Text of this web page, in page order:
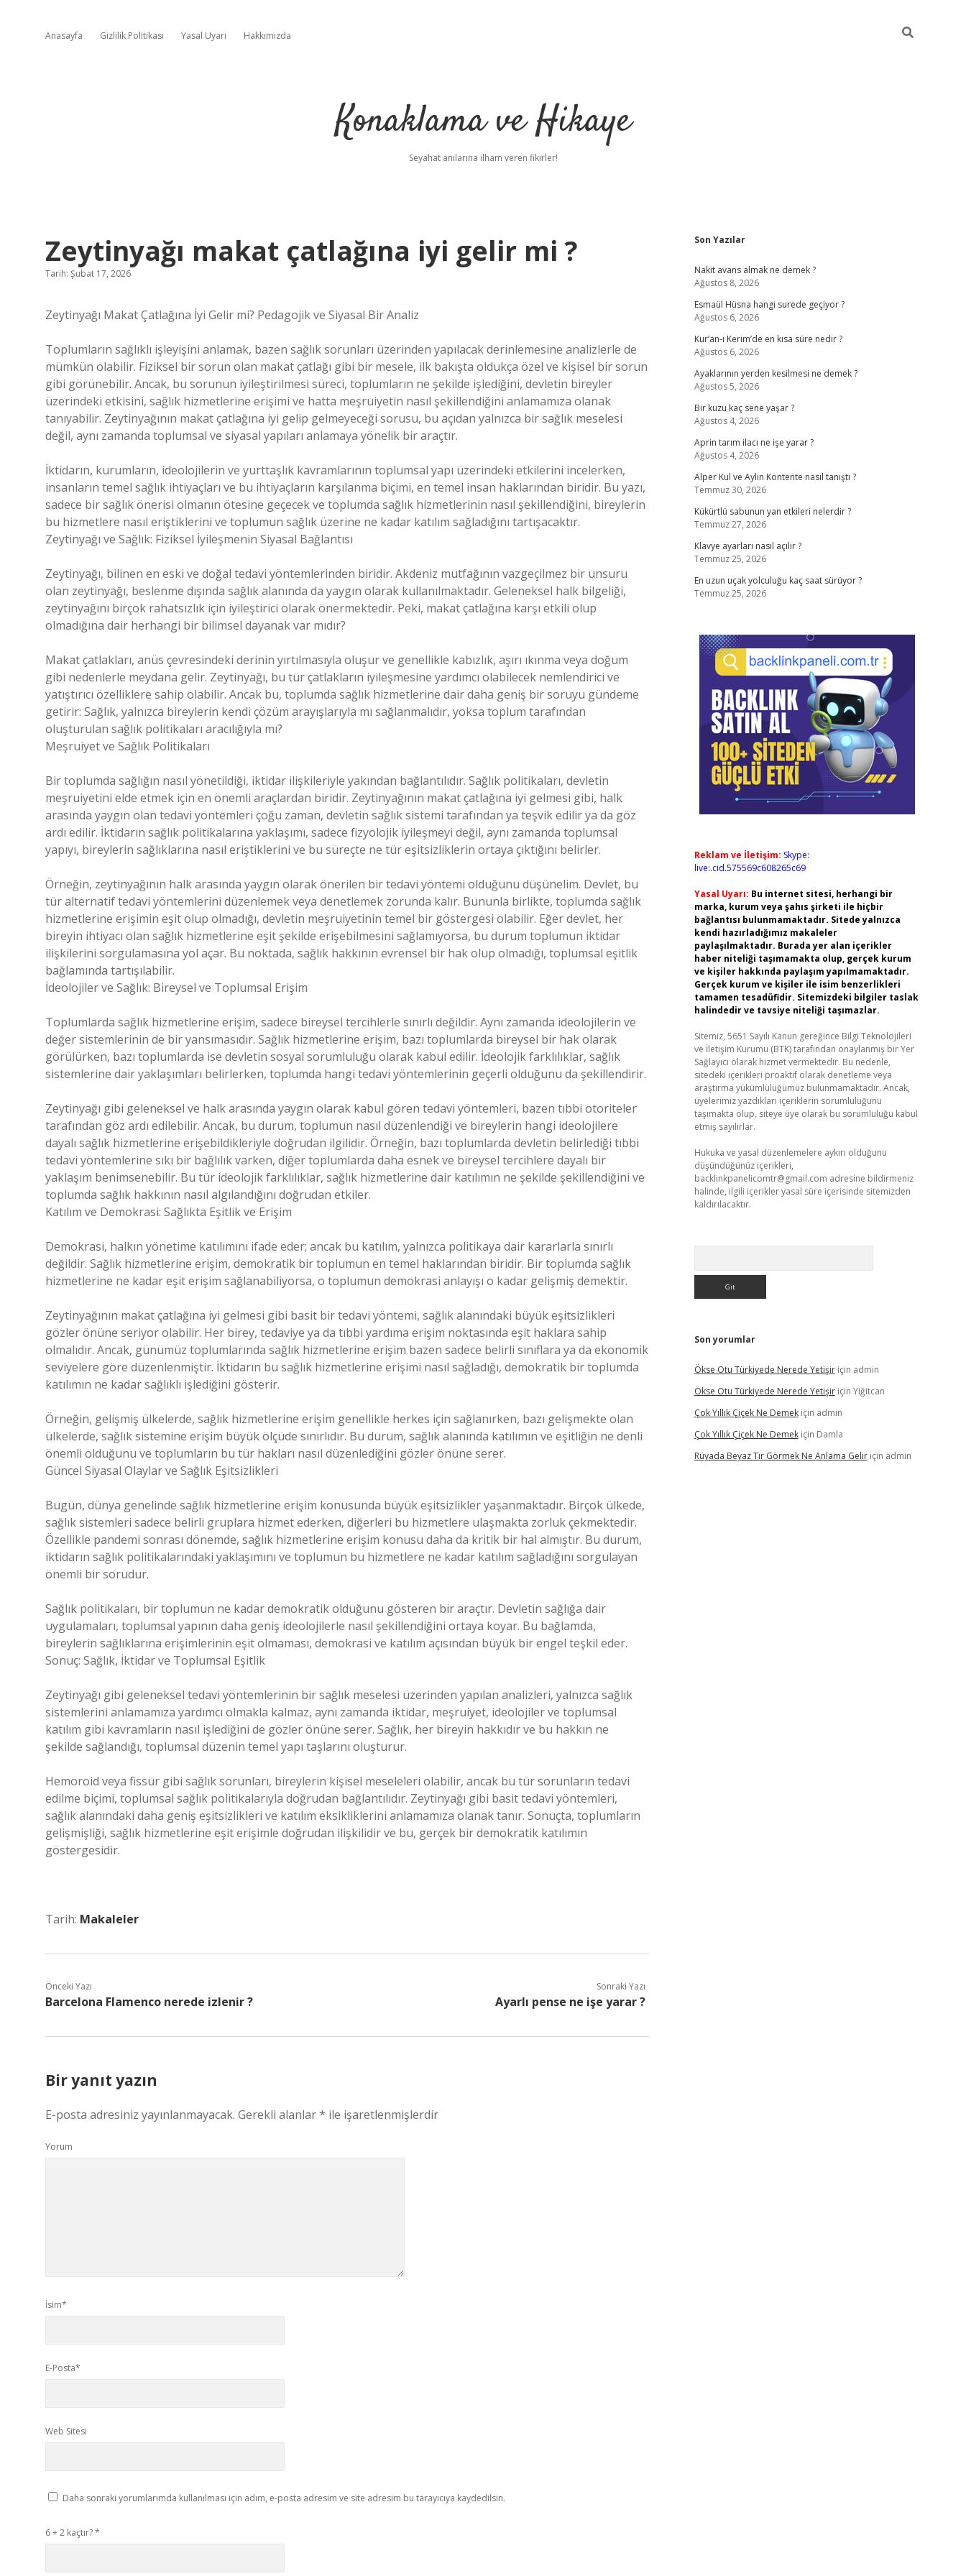
Anasayfa Gizlilik Politikası Yasal Uyarı Hakkımızda
Konaklama ve Hikaye
Seyahat anılarına ilham veren fikirler!
Zeytinyağı makat çatlağına iyi gelir mi ?
Tarih: Şubat 17, 2026
Zeytinyağı Makat Çatlağına İyi Gelir mi? Pedagojik ve Siyasal Bir Analiz
Toplumların sağlıklı işleyişini anlamak, bazen sağlık sorunları üzerinden yapılacak derinlemesine analizlerle de
mümkün olabilir. Fiziksel bir sorun olan makat çatlağı gibi bir mesele, ilk bakışta oldukça özel ve kişisel bir sorun
gibi görünebilir. Ancak, bu sorunun iyileştirilmesi süreci, toplumların ne şekilde işlediğini, devletin bireyler
üzerindeki etkisini, sağlık hizmetlerine erişimi ve hatta meşruiyetin nasıl şekillendiğini anlamamıza olanak
tanıyabilir. Zeytinyağının makat çatlağına iyi gelip gelmeyeceği sorusu, bu açıdan yalnızca bir sağlık meselesi
değil, aynı zamanda toplumsal ve siyasal yapıları anlamaya yönelik bir araçtır.
İktidarın, kurumların, ideolojilerin ve yurttaşlık kavramlarının toplumsal yapı üzerindeki etkilerini incelerken,
insanların temel sağlık ihtiyaçları ve bu ihtiyaçların karşılanma biçimi, en temel insan haklarından biridir. Bu yazı,
sadece bir sağlık önerisi olmanın ötesine geçecek ve toplumda sağlık hizmetlerinin nasıl şekillendiğini, bireylerin
bu hizmetlere nasıl eriştiklerini ve toplumun sağlık üzerine ne kadar katılım sağladığını tartışacaktır.
Zeytinyağı ve Sağlık: Fiziksel İyileşmenin Siyasal Bağlantısı
Zeytinyağı, bilinen en eski ve doğal tedavi yöntemlerinden biridir. Akdeniz mutfağının vazgeçilmez bir unsuru
olan zeytinyağı, beslenme dışında sağlık alanında da yaygın olarak kullanılmaktadır. Geleneksel halk bilgeliği,
zeytinyağını birçok rahatsızlık için iyileştirici olarak önermektedir. Peki, makat çatlağına karşı etkili olup
olmadığına dair herhangi bir bilimsel dayanak var mıdır?
Makat çatlakları, anüs çevresindeki derinin yırtılmasıyla oluşur ve genellikle kabızlık, aşırı ıkınma veya doğum
gibi nedenlerle meydana gelir. Zeytinyağı, bu tür çatlakların iyileşmesine yardımcı olabilecek nemlendirici ve
yatıştırıcı özelliklere sahip olabilir. Ancak bu, toplumda sağlık hizmetlerine dair daha geniş bir soruyu gündeme
getirir: Sağlık, yalnızca bireylerin kendi çözüm arayışlarıyla mı sağlanmalıdır, yoksa toplum tarafından
oluşturulan sağlık politikaları aracılığıyla mı?
Meşruiyet ve Sağlık Politikaları
Bir toplumda sağlığın nasıl yönetildiği, iktidar ilişkileriyle yakından bağlantılıdır. Sağlık politikaları, devletin
meşruiyetini elde etmek için en önemli araçlardan biridir. Zeytinyağının makat çatlağına iyi gelmesi gibi, halk
arasında yaygın olan tedavi yöntemleri çoğu zaman, devletin sağlık sistemi tarafından ya teşvik edilir ya da göz
ardı edilir. İktidarın sağlık politikalarına yaklaşımı, sadece fizyolojik iyileşmeyi değil, aynı zamanda toplumsal
yapıyı, bireylerin sağlıklarına nasıl eriştiklerini ve bu süreçte ne tür eşitsizliklerin ortaya çıktığını belirler.
Örneğin, zeytinyağının halk arasında yaygın olarak önerilen bir tedavi yöntemi olduğunu düşünelim. Devlet, bu
tür alternatif tedavi yöntemlerini düzenlemek veya denetlemek zorunda kalır. Bununla birlikte, toplumda sağlık
hizmetlerine erişimin eşit olup olmadığı, devletin meşruiyetinin temel bir göstergesi olabilir. Eğer devlet, her
bireyin ihtiyacı olan sağlık hizmetlerine eşit şekilde erişebilmesini sağlamıyorsa, bu durum toplumun iktidar
ilişkilerini sorgulamasına yol açar. Bu noktada, sağlık hakkının evrensel bir hak olup olmadığı, toplumsal eşitlik
bağlamında tartışılabilir.
İdeolojiler ve Sağlık: Bireysel ve Toplumsal Erişim
Toplumlarda sağlık hizmetlerine erişim, sadece bireysel tercihlerle sınırlı değildir. Aynı zamanda ideolojilerin ve
değer sistemlerinin de bir yansımasıdır. Sağlık hizmetlerine erişim, bazı toplumlarda bireysel bir hak olarak
görülürken, bazı toplumlarda ise devletin sosyal sorumluluğu olarak kabul edilir. İdeolojik farklılıklar, sağlık
sistemlerine dair yaklaşımları belirlerken, toplumda hangi tedavi yöntemlerinin geçerli olduğunu da şekillendirir.
Zeytinyağı gibi geleneksel ve halk arasında yaygın olarak kabul gören tedavi yöntemleri, bazen tıbbi otoriteler
tarafından göz ardı edilebilir. Ancak, bu durum, toplumun nasıl düzenlendiği ve bireylerin hangi ideolojilere
dayalı sağlık hizmetlerine erişebildikleriyle doğrudan ilgilidir. Örneğin, bazı toplumlarda devletin belirlediği tıbbi
tedavi yöntemlerine sıkı bir bağlılık varken, diğer toplumlarda daha esnek ve bireysel tercihlere dayalı bir
yaklaşım benimsenebilir. Bu tür ideolojik farklılıklar, sağlık hizmetlerine dair katılımın ne şekilde şekillendiğini ve
toplumda sağlık hakkının nasıl algılandığını doğrudan etkiler.
Katılım ve Demokrasi: Sağlıkta Eşitlik ve Erişim
Demokrasi, halkın yönetime katılımını ifade eder; ancak bu katılım, yalnızca politikaya dair kararlarla sınırlı
değildir. Sağlık hizmetlerine erişim, demokratik bir toplumun en temel haklarından biridir. Bir toplumda sağlık
hizmetlerine ne kadar eşit erişim sağlanabiliyorsa, o toplumun demokrasi anlayışı o kadar gelişmiş demektir.
Zeytinyağının makat çatlağına iyi gelmesi gibi basit bir tedavi yöntemi, sağlık alanındaki büyük eşitsizlikleri
gözler önüne seriyor olabilir. Her birey, tedaviye ya da tıbbi yardıma erişim noktasında eşit haklara sahip
olmalıdır. Ancak, günümüz toplumlarında sağlık hizmetlerine erişim bazen sadece belirli sınıflara ya da ekonomik
seviyelere göre düzenlenmiştir. İktidarın bu sağlık hizmetlerine erişimi nasıl sağladığı, demokratik bir toplumda
katılımın ne kadar sağlıklı işlediğini gösterir.
Örneğin, gelişmiş ülkelerde, sağlık hizmetlerine erişim genellikle herkes için sağlanırken, bazı gelişmekte olan
ülkelerde, sağlık sistemine erişim büyük ölçüde sınırlıdır. Bu durum, sağlık alanında katılımın ve eşitliğin ne denli
önemli olduğunu ve toplumların bu tür hakları nasıl düzenlediğini gözler önüne serer.
Güncel Siyasal Olaylar ve Sağlık Eşitsizlikleri
Bugün, dünya genelinde sağlık hizmetlerine erişim konusunda büyük eşitsizlikler yaşanmaktadır. Birçok ülkede,
sağlık sistemleri sadece belirli gruplara hizmet ederken, diğerleri bu hizmetlere ulaşmakta zorluk çekmektedir.
Özellikle pandemi sonrası dönemde, sağlık hizmetlerine erişim konusu daha da kritik bir hal almıştır. Bu durum,
iktidarın sağlık politikalarındaki yaklaşımını ve toplumun bu hizmetlere ne kadar katılım sağladığını sorgulayan
önemli bir sorudur.
Sağlık politikaları, bir toplumun ne kadar demokratik olduğunu gösteren bir araçtır. Devletin sağlığa dair
uygulamaları, toplumsal yapının daha geniş ideolojilerle nasıl şekillendiğini ortaya koyar. Bu bağlamda,
bireylerin sağlıklarına erişimlerinin eşit olmaması, demokrasi ve katılım açısından büyük bir engel teşkil eder.
Sonuç: Sağlık, İktidar ve Toplumsal Eşitlik
Zeytinyağı gibi geleneksel tedavi yöntemlerinin bir sağlık meselesi üzerinden yapılan analizleri, yalnızca sağlık
sistemlerini anlamamıza yardımcı olmakla kalmaz, aynı zamanda iktidar, meşruiyet, ideolojiler ve toplumsal
katılım gibi kavramların nasıl işlediğini de gözler önüne serer. Sağlık, her bireyin hakkıdır ve bu hakkın ne
şekilde sağlandığı, toplumsal düzenin temel yapı taşlarını oluşturur.
Hemoroid veya fissür gibi sağlık sorunları, bireylerin kişisel meseleleri olabilir, ancak bu tür sorunların tedavi
edilme biçimi, toplumsal sağlık politikalarıyla doğrudan bağlantılıdır. Zeytinyağı gibi basit tedavi yöntemleri,
sağlık alanındaki daha geniş eşitsizlikleri ve katılım eksikliklerini anlamamıza olanak tanır. Sonuçta, toplumların
gelişmişliği, sağlık hizmetlerine eşit erişimle doğrudan ilişkilidir ve bu, gerçek bir demokratik katılımın
göstergesidir.
Tarih: Makaleler
Önceki Yazı
Barcelona Flamenco nerede izlenir ?
Sonraki Yazı
Ayarlı pense ne işe yarar ?
Bir yanıt yazın
E-posta adresiniz yayınlanmayacak. Gerekli alanlar* ile işaretlenmişlerdir
Yorum
İsim*
E-Posta*
Web Sitesi
Daha sonraki yorumlarımda kullanılması için adım, e-posta adresim ve site adresim bu tarayıcıya kaydedilsin.
6 + 2 kaçtır?*
Sidebar
Son Yazılar
Nakit avans almak ne demek ?
Ağustos 8, 2026
Esmaül Hüsna hangi surede geçiyor ?
Ağustos 6, 2026
Kur’an-ı Kerim’de en kısa süre nedir ?
Ağustos 6, 2026
Ayaklarının yerden kesilmesi ne demek ?
Ağustos 5, 2026
Bir kuzu kaç sene yaşar ?
Ağustos 4, 2026
Aprin tarım ilacı ne işe yarar ?
Ağustos 4, 2026
Alper Kul ve Aylin Kontente nasıl tanıştı ?
Temmuz 30, 2026
Kükürtlü sabunun yan etkileri nelerdir ?
Temmuz 27, 2026
Klavye ayarları nasıl açılır ?
Temmuz 25, 2026
En uzun uçak yolculuğu kaç saat sürüyor ?
Temmuz 25, 2026
Reklam ve İletişim: Skype:
live:.cid.575569c608265c69
Yasal Uyarı: Bu internet sitesi, herhangi bir
marka, kurum veya şahıs şirketi ile hiçbir
bağlantısı bulunmamaktadır. Sitede yalnızca
kendi hazırladığımız makaleler
paylaşılmaktadır. Burada yer alan içerikler
haber niteliği taşımamakta olup, gerçek kurum
ve kişiler hakkında paylaşım yapılmamaktadır.
Gerçek kurum ve kişiler ile isim benzerlikleri
tamamen tesadüfidir. Sitemizdeki bilgiler taslak
halindedir ve tavsiye niteliği taşımazlar.
Sitemiz, 5651 Sayılı Kanun gereğince Bilgi Teknolojileri
ve İletişim Kurumu (BTK) tarafından onaylanmış bir Yer
Sağlayıcı olarak hizmet vermektedir. Bu nedenle,
sitedeki içerikleri proaktif olarak denetleme veya
araştırma yükümlülüğümüz bulunmamaktadır. Ancak,
üyelerimiz yazdıkları içeriklerin sorumluluğunu
taşımakta olup, siteye üye olarak bu sorumluluğu kabul
etmiş sayılırlar.
Hukuka ve yasal düzenlemelere aykırı olduğunu
düşündüğünüz içerikleri,
backlinkpanelicomtr@gmail.com adresine bildirmeniz
halinde, ilgili içerikler yasal süre içerisinde sitemizden
kaldırılacaktır.
Son yorumlar
Ökse Otu Türkiyede Nerede Yetişiriçin admin
Ökse Otu Türkiyede Nerede Yetişiriçin Yiğitcan
Çok Yıllık Çiçek Ne Demekiçin admin
Çok Yıllık Çiçek Ne Demekiçin Damla
Rüyada Beyaz Tır Görmek Ne Anlama Geliriçin admin
ilbet yeni giriş